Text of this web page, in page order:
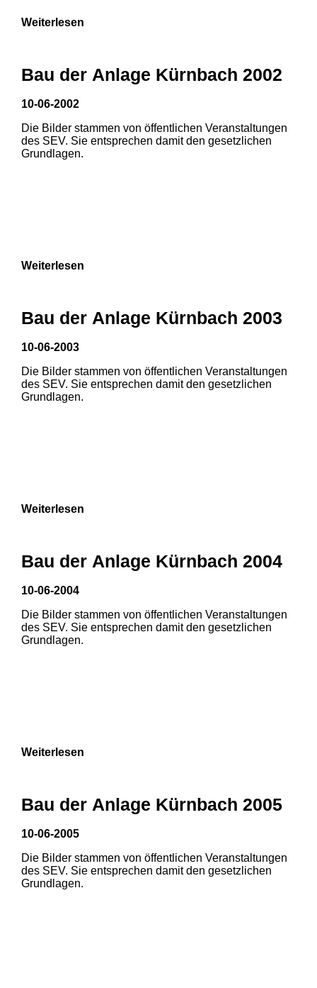
1 2 3
1 2
Weiterlesen
Bau der Anlage Kürnbach 2002
10-06-2002
Die Bilder stammen von öffentlichen Veranstaltungen
des SEV. Sie entsprechen damit den gesetzlichen
Grundlagen.
Weiterlesen
Bau der Anlage Kürnbach 2003
10-06-2003
Die Bilder stammen von öffentlichen Veranstaltungen
des SEV. Sie entsprechen damit den gesetzlichen
Grundlagen.
Weiterlesen
Bau der Anlage Kürnbach 2004
10-06-2004
Die Bilder stammen von öffentlichen Veranstaltungen
des SEV. Sie entsprechen damit den gesetzlichen
Grundlagen.
Weiterlesen
Bau der Anlage Kürnbach 2005
10-06-2005
Die Bilder stammen von öffentlichen Veranstaltungen
des SEV. Sie entsprechen damit den gesetzlichen
Grundlagen.